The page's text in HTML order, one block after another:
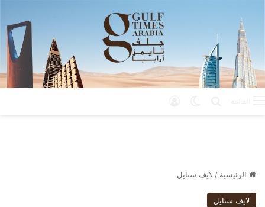
الرئيسية / لايف ستايل
لايف ستايل